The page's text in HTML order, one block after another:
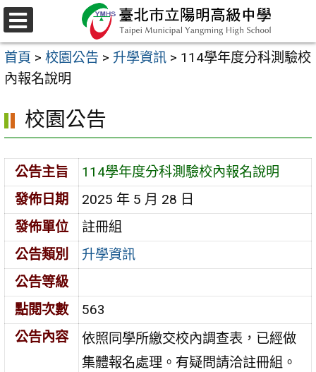
跳
至
主
要
容
區
選
單
首頁 > 校園公告 > 升學資訊 > 114學年度分科測驗校
內報名說明
校園公告
公告主旨
114學年度分科測驗校內報名說明
發佈日期
2025 年 5 月 28 日
發佈單位
註冊組
公告類別
升學資訊
公告等級
點閱次數
563
公告內容
依照同學所繳交校內調查表，已經做
集體報名處理。有疑問請洽註冊組。